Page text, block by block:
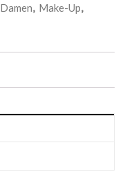
Damen, Make-Up,